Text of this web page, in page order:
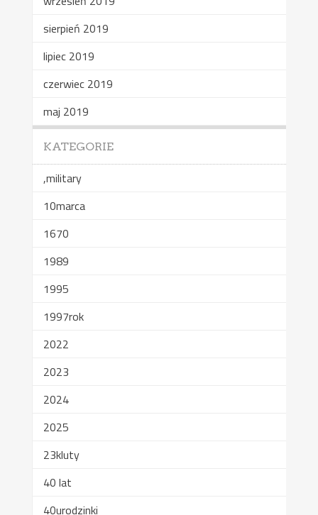
sierpień 2019
lipiec 2019
czerwiec 2019
maj 2019
KATEGORIE
,military
10marca
1670
1989
1995
1997rok
2022
2023
2024
2025
23kluty
40 lat
40urodzinki